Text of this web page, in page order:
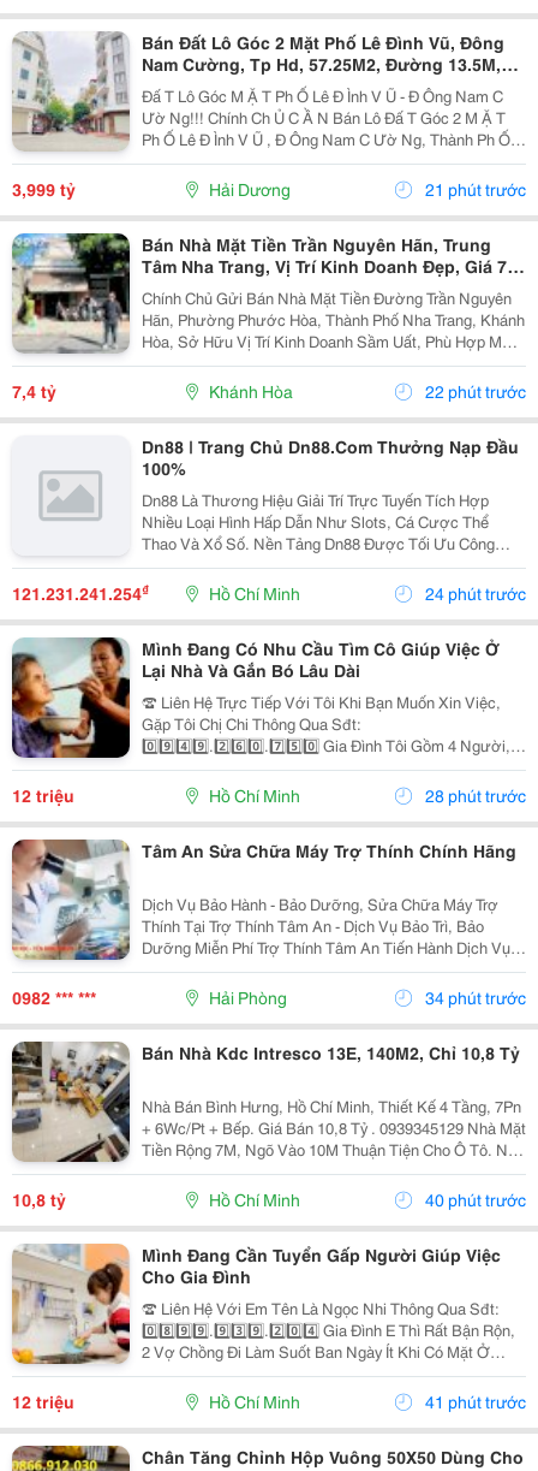
Bán Đất Lô Góc 2 Mặt Phố Lê Đình Vũ, Đông
Nam Cường, Tp Hd, 57.25M2, Đường 13.5M,
3.X Tỷ
Đấ T Lô Góc M Ặ T Ph Ố Lê Đ Ình V Ũ - Đ Ông Nam C
Ườ Ng!!! Chính Ch Ủ C Ầ N Bán Lô Đấ T Góc 2 M Ặ T
Ph Ố Lê Đ Ình V Ũ , Đ Ông Nam C Ườ Ng, Thành Ph Ố H
Ả I D Ươ Ng - Di Ệ N Tích 57.25M2, H Ướ Ng Tây, Tây B
3,999 tỷ Hải Dương 21 phút trước
Bán Nhà Mặt Tiền Trần Nguyên Hãn, Trung
Tâm Nha Trang, Vị Trí Kinh Doanh Đẹp, Giá 7,4
Tỷ
Chính Chủ Gửi Bán Nhà Mặt Tiền Đường Trần Nguyên
Hãn, Phường Phước Hòa, Thành Phố Nha Trang, Khánh
Hòa, Sở Hữu Vị Trí Kinh Doanh Sầm Uất, Phù Hợp Mở
Cửa Hàng, Văn Phòng, Showroom Hoặc Đầu Tư Cho
Thuê Lâu Dài. Thông Tin Chi Tiết. - Địa Chỉ: Số...
7,4 tỷ Khánh Hòa 22 phút trước
Dn88 | Trang Chủ Dn88.Com Thưởng Nạp Đầu
100%
Dn88 Là Thương Hiệu Giải Trí Trực Tuyến Tích Hợp
Nhiều Loại Hình Hấp Dẫn Như Slots, Cá Cược Thể
Thao Và Xổ Số. Nền Tảng Dn88 Được Tối Ưu Công
Nghệ, Bảo Mật Cao, Nạp Rút Nhanh Và Hỗ Trợ Tốt Trên
Pc Lẫn Điện Thoại Di Động. Website:
Https://Dn88C.com/...
121.231.241.254₫ Hồ Chí Minh 24 phút trước
Mình Đang Có Nhu Cầu Tìm Cô Giúp Việc Ở
Lại Nhà Và Gắn Bó Lâu Dài
☎️ Liên Hệ Trực Tiếp Với Tôi Khi Bạn Muốn Xin Việc,
Gặp Tôi Chị Chi Thông Qua Sđt:
0️⃣9️⃣4️⃣9️⃣.2️⃣6️⃣0️⃣.7️⃣5️⃣0️⃣ Gia Đình Tôi Gồm 4 Người, 2
Vợ Chồng 2 Con Nhỏ, Bé Lớn 9 Tuổi Đã Đi Học Có Ba
Mẹ Đưa Rước, Bé Nhỏ 1 Tuổi. Nhà Thì Chỉ Có 1 Lầu.
12 triệu Hồ Chí Minh 28 phút trước
Tâm An Sửa Chữa Máy Trợ Thính Chính Hãng
Dịch Vụ Bảo Hành - Bảo Dưỡng, Sửa Chữa Máy Trợ
Thính Tại Trợ Thính Tâm An - Dịch Vụ Bảo Trì, Bảo
Dưỡng Miễn Phí Trợ Thính Tâm An Tiến Hành Dịch Vụ
Bảo Dưỡng, Vệ Sinh Sấy Khô Máy Trợ Thính Định Kì 3
Tháng/1 Lần Đối Với Tất Cả Các Thiêt Bị Trợ...
0982 *** *** Hải Phòng 34 phút trước
Bán Nhà Kdc Intresco 13E, 140M2, Chỉ 10,8 Tỷ
Nhà Bán Bình Hưng, Hồ Chí Minh, Thiết Kế 4 Tầng, 7Pn
+ 6Wc/Pt + Bếp. Giá Bán 10,8 Tỷ . 0939345129 Nhà Mặt
Tiền Rộng 7M, Ngõ Vào 10M Thuận Tiện Cho Ô Tô. Nội
Thất Bao Gồm Điều Hòa, Tủ Lạnh, Giường, Mang Đến
Không Gian Sống Thoải Mái Và Tiện Nghi....
10,8 tỷ Hồ Chí Minh 40 phút trước
Mình Đang Cần Tuyển Gấp Người Giúp Việc
Cho Gia Đình
☎️ Liên Hệ Với Em Tên Là Ngọc Nhi Thông Qua Sđt:
0️⃣8️⃣9️⃣9️⃣.9️⃣3️⃣9️⃣.2️⃣0️⃣4️⃣ Gia Đình E Thì Rất Bận Rộn,
2 Vợ Chồng Đi Làm Suốt Ban Ngày Ít Khi Có Mặt Ở
Nhà. Nhưng Nhà Lại Có 1 Bà Cụ Đau Yếu Và 1 Bé Nhỏ
Năm Nay Đã Gần 2 Tuổi Vì Vậy Để Có Thể An...
12 triệu Hồ Chí Minh 41 phút trước
Chân Tăng Chỉnh Hộp Vuông 50X50 Dùng Cho